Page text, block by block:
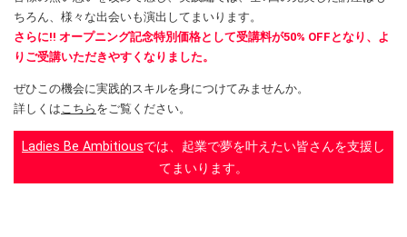
ちろん、様々な出会いも演出してまいります。
さらに!! オープニング記念特別価格として受講料が50% OFFとなり、よ
りご受講いただきやすくなりました。
ぜひこの機会に実践的スキルを身につけてみませんか。
詳しくはこちら をご覧ください。
Ladies Be Ambitiousでは、起業で夢を叶えたい皆さんを支援し
てまいります。